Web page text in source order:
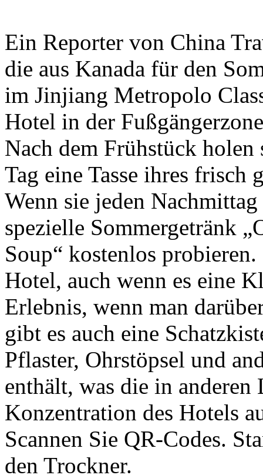
Ein Reporter von China
die aus Kanada für den
im Jinjiang Metropolo
Hotel in der
Nach dem Frühstück holen
Tag eine Tasse ihres frisch
Wenn sie jeden
spezielle Sommergetränk
Soup“ kostenlos
Hotel, auch wenn es eine
Erlebnis, wenn man
gibt es auch eine
Pflaster, Ohrstöpsel und
enthält, was die in anderen
Konzentration des Hotels
Scannen Sie QR-Codes.
den Trockner.